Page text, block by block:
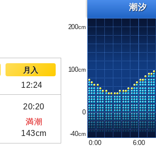
月入
12:24
20:20
満潮
143cm
潮汐
200
100
0
-40
0:00
6:00